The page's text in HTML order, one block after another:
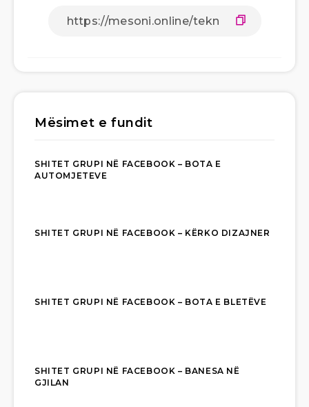
Mësimet e fundit
SHITET GRUPI NË FACEBOOK – BOTA E
AUTOMJETEVE
SHITET GRUPI NË FACEBOOK – KËRKO DIZAJNER
SHITET GRUPI NË FACEBOOK – BOTA E BLETËVE
SHITET GRUPI NË FACEBOOK – BANESA NË
GJILAN